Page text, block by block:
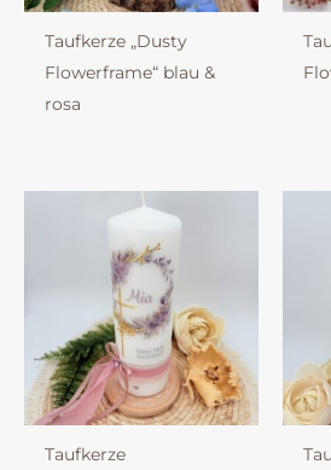
Taufkerze „Dusty
Flowerframe“ blau &
rosa
Taufkerze